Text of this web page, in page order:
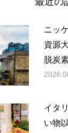
ニッ
資源
脱炭
イタ
い物